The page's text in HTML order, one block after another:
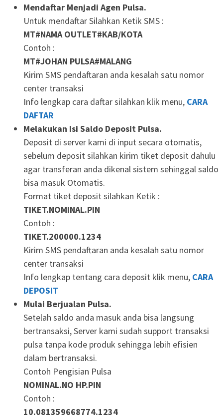
Mendaftar Menjadi Agen Pulsa.
Untuk mendaftar Silahkan Ketik SMS :
MT#NAMA OUTLET#KAB/KOTA
Contoh :
MT#JOHAN PULSA#MALANG
Kirim SMS pendaftaran anda kesalah satu nomor
center transaksi
Info lengkap cara daftar silahkan klik menu, CARA
DAFTAR
Melakukan Isi Saldo Deposit Pulsa.
Deposit di server kami di input secara otomatis,
sebelum deposit silahkan kirim tiket deposit dahulu
agar transferan anda dikenal sistem sehinggal saldo
bisa masuk Otomatis.
Format tiket deposit silahkan Ketik :
TIKET.NOMINAL.PIN
Contoh :
TIKET.200000.1234
Kirim SMS pendaftaran anda kesalah satu nomor
center transaksi
Info lengkap tentang cara deposit klik menu, CARA
DEPOSIT
Mulai Berjualan Pulsa.
Setelah saldo anda masuk anda bisa langsung
bertransaksi, Server kami sudah support transaksi
pulsa tanpa kode produk sehingga lebih efisien
dalam bertransaksi.
Contoh Pengisian Pulsa
NOMINAL.NO HP.PIN
Contoh :
10.081359668774.1234